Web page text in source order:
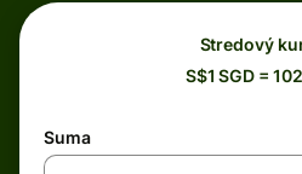
Stredový
S$1 SGD =
Suma